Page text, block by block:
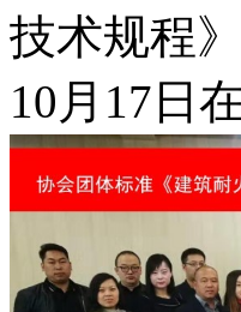
技术规程
10月17日